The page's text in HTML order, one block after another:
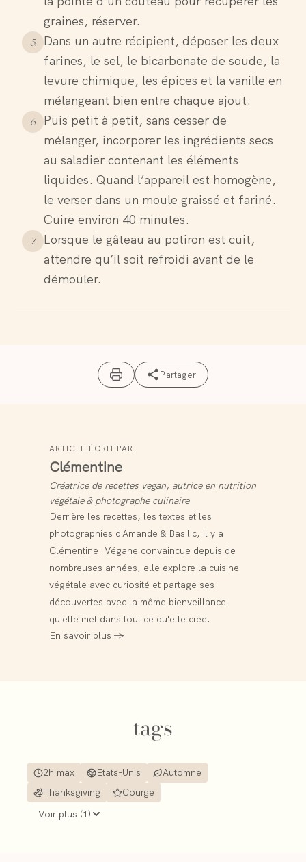
graines, réserver.
5.
Dans un autre récipient, déposer les deux
farines, le sel, le bicarbonate de soude, la
levure chimique, les épices et la vanille en
mélangeant bien entre chaque ajout.
6.
Puis petit à petit, sans cesser de
mélanger, incorporer les ingrédients secs
au saladier contenant les éléments
liquides. Quand l’appareil est homogène,
le verser dans un moule graissé et fariné.
Cuire environ 40 minutes.
7.
Lorsque le gâteau au potiron est cuit,
attendre qu’il soit refroidi avant de le
démouler.
Partager
ARTICLE ÉCRIT PAR
Clémentine
Créatrice de recettes vegan, autrice en nutrition
végétale & photographe culinaire
Derrière les recettes, les textes et les
photographies d'Amande & Basilic, il y a
Clémentine. Végane convaincue depuis de
nombreuses années, elle explore la cuisine
végétale avec curiosité et partage ses
découvertes avec la même bienveillance
qu'elle met dans tout ce qu'elle crée.
En savoir plus →
tags
2h max Etats-Unis
Automne
Thanksgiving
Courge
Voir plus (1)